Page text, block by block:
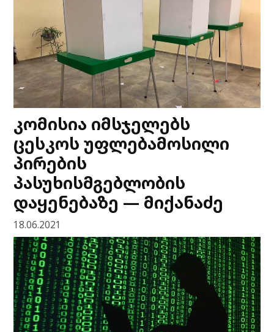
კომისია იმსჯელებს
ცესკოს უფლებამოსილი
პირების
პასუხისმგებლობის
დაყენებაზე — მიქანაძე
18.06.2021